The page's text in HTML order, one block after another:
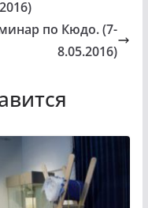
по Кюдо. (7-
8.05.2016)